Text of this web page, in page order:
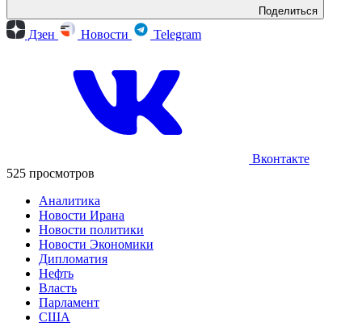
Поделиться
Дзен Новости Telegram
Вконтакте
525 просмотров
Аналитика
Новости Ирана
Новости политики
Новости Экономики
Дипломатия
Нефть
Власть
Парламент
США